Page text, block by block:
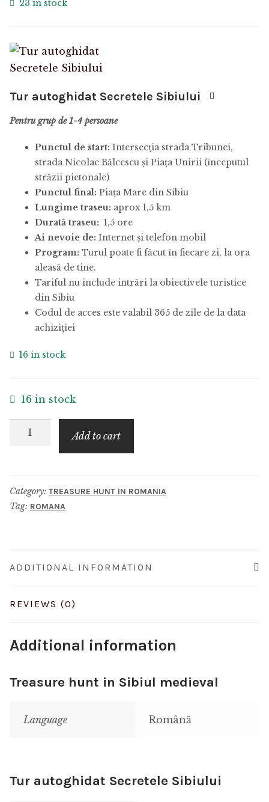
23 in stock
Tur autoghidat Secretele Sibiului
Pentru grup de 1-4 persoane
Punctul de start: Intersecția strada Tribunei,
strada Nicolae Bălcescu și Piața Unirii (începutul
străzii pietonale)
Punctul final: Piața Mare din Sibiu
Lungime traseu: aprox 1,5 km
Durată traseu: 1,5 ore
Ai nevoie de: Internet și telefon mobil
Program: Turul poate fi făcut în fiecare zi, la ora
aleasă de tine.
Tariful nu include intrări la obiectivele turistice
din Sibiu
Codul de acces este valabil 365 de zile de la data
achiziției
16 in stock
16 in stock
Pachet
in
Sibiu
Add to cart
Category: TREASURE HUNT IN ROMANIA
Tag: ROMANA
ADDITIONAL INFORMATION
REVIEWS (0)
Additional information
Treasure hunt in Sibiul medieval
Language Română
Tur autoghidat Secretele Sibiului